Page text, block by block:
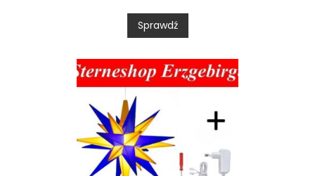
0
o
t
5
Sprawdź